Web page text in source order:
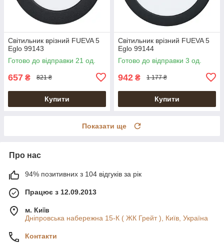
Світильник врізний FUEVA 5
Eglo 99143
Готово до відправки 21 од.
657 ₴ 821 ₴
Купити
Світильник врізний FUEVA 5
Eglo 99144
Готово до відправки 3 од.
942 ₴ 1 177 ₴
Купити
Показати ще
Про нас
94% позитивних з 104 відгуків за рік
Працює з 12.09.2013
м. Київ
Дніпровська набережна 15-К ( ЖК Грейт ), Київ, Україна
Контакти